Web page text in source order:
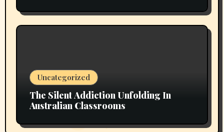
Uncategorized
The Silent Addiction Unfolding In
Australian Classrooms